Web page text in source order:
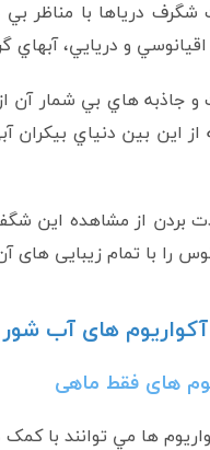
درياها با مناظر
و دريايي، آبهاي
جاذبه هاي بي شمار آن
از اين بين دنياي
بردن از مشاهده این
را با تمام زیبایی های
آکواریوم های آب شور
های فقط ماهی
ها مي توانند با